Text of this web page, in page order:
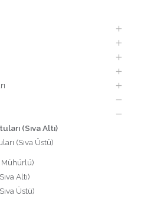
(Sıva Altı)
(Sıva Üstü)
Mühürlü)
Altı)
Üstü)